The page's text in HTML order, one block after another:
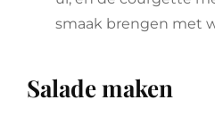
smaak brengen met
Salade maken